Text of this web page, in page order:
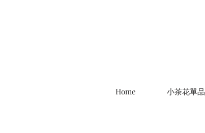
Home 小茶花單品